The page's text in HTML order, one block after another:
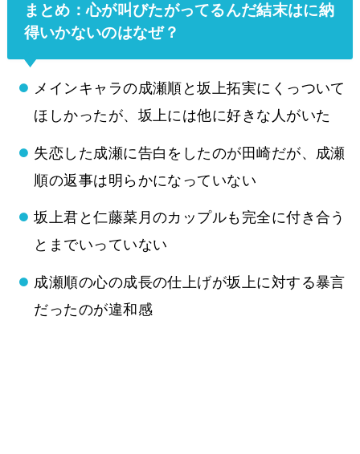
まとめ：心が叫びたがってるんだ結末はに納
得いかないのはなぜ？
メインキャラの成瀬順と坂上拓実にくっついて
ほしかったが、坂上には他に好きな人がいた
失恋した成瀬に告白をしたのが田崎だが、成瀬
順の返事は明らかになっていない
坂上君と仁藤菜月のカップルも完全に付き合う
とまでいっていない
成瀬順の心の成長の仕上げが坂上に対する暴言
だったのが違和感